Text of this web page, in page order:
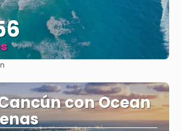
con Ocean